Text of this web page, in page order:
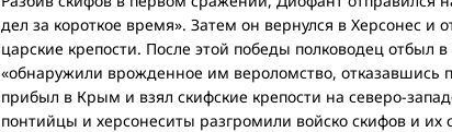
дел за короткое время». Затем он вернулся в Херсонес и
царские крепости. После этой победы полководец отбыл
«обнаружили врожденное им вероломство, отказавшись
прибыл в Крым и взял скифские крепости на северо-
понтийцы и херсонеситы разгромили войско скифов и их